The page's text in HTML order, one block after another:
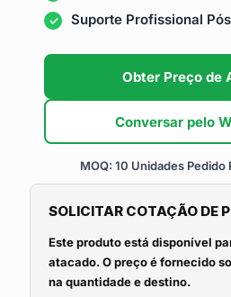
Suporte Profissional
Obter Preço de
Conversar pelo
MOQ: 10 Unidades Pedido
SOLICITAR COTAÇÃO DE
Este produto está disponível
atacado. O preço é fornecido
na quantidade e destino.